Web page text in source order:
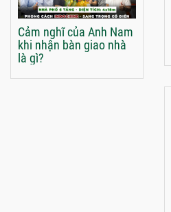
Cảm nghĩ của Anh Nam
khi nhận bàn giao nhà
là gì?